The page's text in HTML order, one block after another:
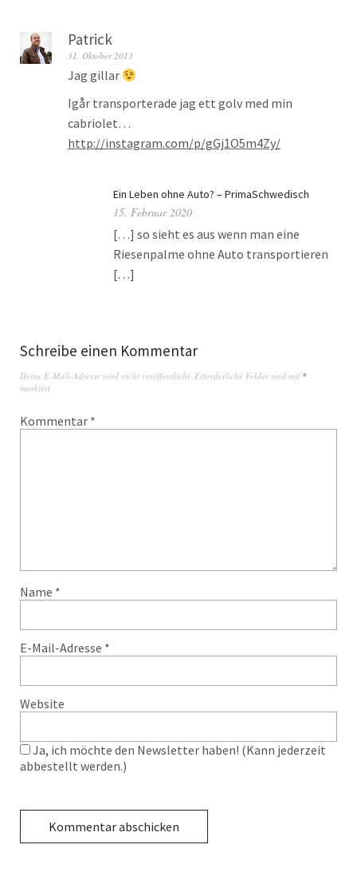
Patrick
31. Oktober 2013
Jag gillar
Igår transporterade jag ett golv med min
cabriolet…
http://instagram.com/p/gGj1O5m4Zy/
Ein Leben ohne Auto? – PrimaSchwedisch
15. Februar 2020
[…] so sieht es aus wenn man eine
Riesenpalme ohne Auto transportieren
[…]
Schreibe einen Kommentar
Deine E-Mail-Adresse wird nicht veröffentlicht. Erforderliche Felder sind mit *
markiert
Kommentar *
Name *
E-Mail-Adresse *
Website
Ja, ich möchte den Newsletter haben! (Kann jederzeit
abbestellt werden.)